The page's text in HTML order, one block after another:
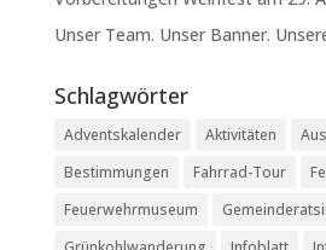
Unser Team. Unser Banner.
Schlagwörter
Adventskalender Aktivitäten
Bestimmungen
Fahrrad-Tour
Feuerwehrmuseum